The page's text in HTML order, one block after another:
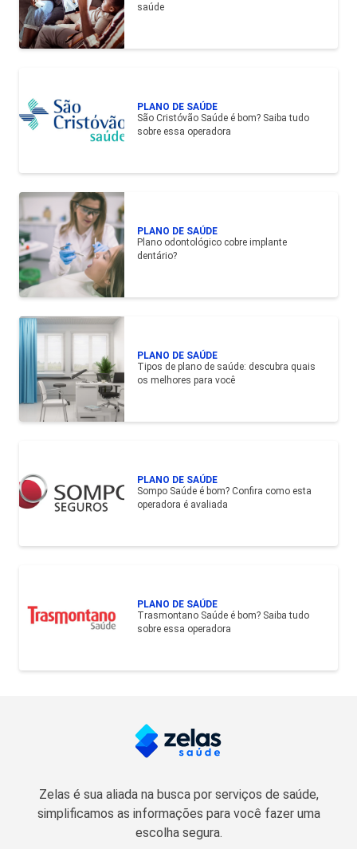
saúde
PLANO DE SAÚDE
São Cristóvão Saúde é bom? Saiba tudo
sobre essa operadora
PLANO DE SAÚDE
Plano odontológico cobre implante
dentário?
PLANO DE SAÚDE
Tipos de plano de saúde: descubra quais
os melhores para você
PLANO DE SAÚDE
Sompo Saúde é bom? Confira como esta
operadora é avaliada
PLANO DE SAÚDE
Trasmontano Saúde é bom? Saiba tudo
sobre essa operadora
Zelas é sua aliada na busca por serviços de saúde,
simplificamos as informações para você fazer uma
escolha segura.